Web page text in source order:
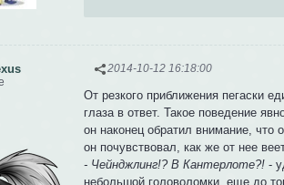
2014-10-12 16:18:00
От резкого приближения пегаски
глаза в ответ. Такое поведение
он наконец обратил внимание, что
он почувствовал, как же от нее
- Чейнджлинг!? В Кантерлоте?! -
небольшой головоломки, еще до